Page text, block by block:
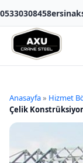
05330308458
Anasayfa» Hizmet
Çelik